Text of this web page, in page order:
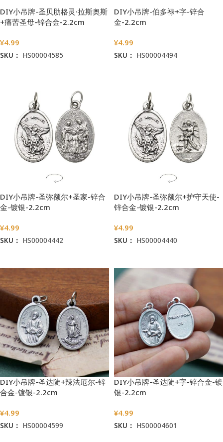
DIY小吊牌-圣贝肋格灵·拉斯奥斯
+痛苦圣母-锌合金-2.2cm
¥4.99
SKU： HS00004585
DIY小吊牌-伯多禄+字-锌合
金-2.2cm
¥4.99
SKU： HS00004494
DIY小吊牌-圣弥额尔+圣家-锌合
金-镀银-2.2cm
¥4.99
SKU： HS00004442
DIY小吊牌-圣弥额尔+护守天使-
锌合金-镀银-2.2cm
¥4.99
SKU： HS00004440
DIY小吊牌-圣达陡+辣法厄尔-锌
合金-镀银-2.2cm
¥4.99
SKU： HS00004599
DIY小吊牌-圣达陡+字-锌合金-镀
银-2.2cm
¥4.99
SKU： HS00004601